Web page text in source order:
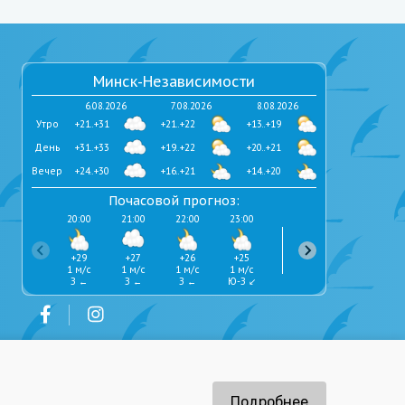
Минск-Независимости
6.08.2026
+21..+31
+31..+33
+24..+30
7.08.2026
+21..+22
+19..+22
+16..+21
8.08.2026
+13..+19
+20..+21
+14..+20
Вечер
День
Утро
Почасовой прогноз:
20:00
+29
1 м/с
З ←
21:00
+27
1 м/с
З ←
22:00
+26
1 м/с
З ←
23:00
+25
1 м/с
Ю-З ↙
0:00
+24
1 м/с
З ←